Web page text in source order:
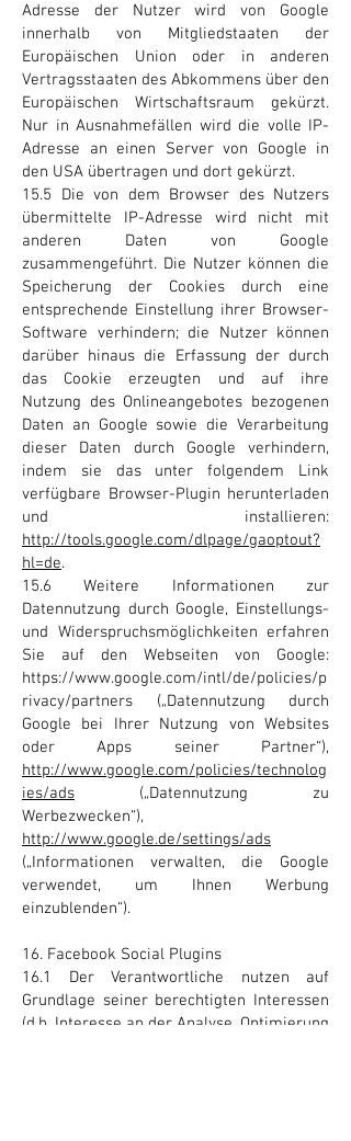
Adresse der Nutzer wird von Google
innerhalb von Mitgliedstaaten der
Europäischen Union oder in anderen
Vertragsstaaten des Abkommens über den
Europäischen Wirtschaftsraum gekürzt.
Nur in Ausnahmefällen wird die volle IP-
Adresse an einen Server von Google in
den USA übertragen und dort gekürzt.
15.5 Die von dem Browser des Nutzers
übermittelte IP-Adresse wird nicht mit
anderen Daten von Google
zusammengeführt. Die Nutzer können die
Speicherung der Cookies durch eine
entsprechende Einstellung ihrer Browser-
Software verhindern; die Nutzer können
darüber hinaus die Erfassung der durch
das Cookie erzeugten und auf ihre
Nutzung des Onlineangebotes bezogenen
Daten an Google sowie die Verarbeitung
dieser Daten durch Google verhindern,
indem sie das unter folgendem Link
verfügbare Browser-Plugin herunterladen
und installieren:
http://tools.google.com/dlpage/gaoptout?
hl=de.
15.6 Weitere Informationen zur
Datennutzung durch Google, Einstellungs-
und Widerspruchsmöglichkeiten erfahren
Sie auf den Webseiten von Google:
https://www.google.com/intl/de/policies/p
rivacy/partners („Datennutzung durch
Google bei Ihrer Nutzung von Websites
oder Apps seiner Partner“),
http://www.google.com/policies/technolog
ies/ads („Datennutzung zu
Werbezwecken“),
http://www.google.de/settings/ads
(„Informationen verwalten, die Google
verwendet, um Ihnen Werbung
einzublenden“).
16. Facebook Social Plugins
16.1 Der Verantwortliche nutzen auf
Grundlage seiner berechtigten Interessen
(d.h. Interesse an der Analyse, Optimierung